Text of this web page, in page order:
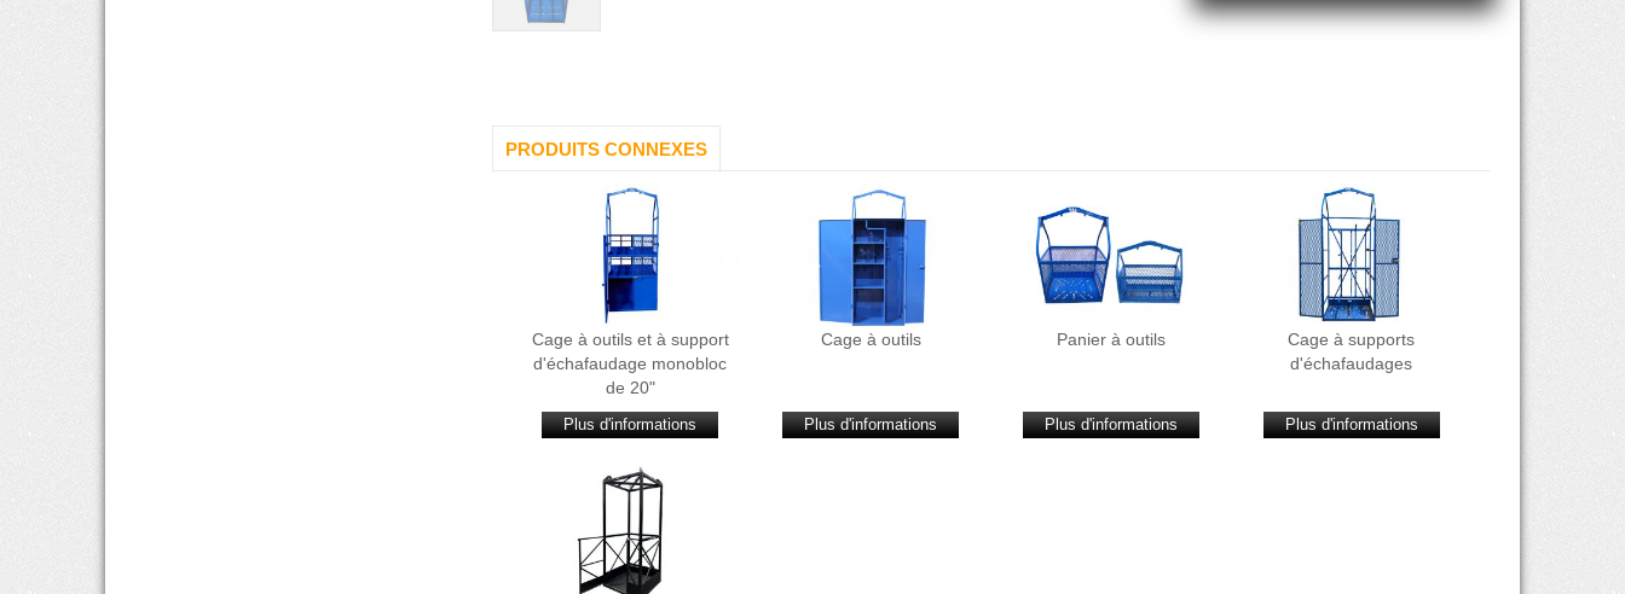
PRODUITS CONNEXES
Cage à outils et à support
d'échafaudage monobloc
de 20"
Plus d'informations
Cage à outils
Plus d'informations
Panier à outils
Plus d'informations
Cage à supports
d'échafaudages
Plus d'informations